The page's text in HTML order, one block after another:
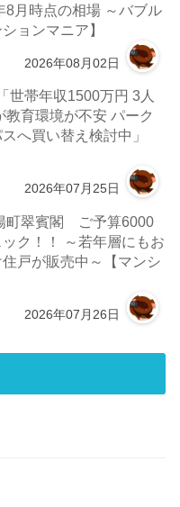
月時点の相場 ～バブル
ョンマニア】
2026年08月02日
世帯年収1500万円 3人
育環境が不安 パーク
へ買い替え検討中」
2026年07月25日
町翠賓閣 ご予算6000
ク！！ ～若年層にもお
戸が販売中～【マンシ
2026年07月26日